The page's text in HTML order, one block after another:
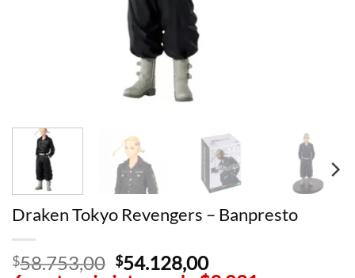
Draken Tokyo Revengers – Banpresto
$58.753,00 El
$54.128,00El